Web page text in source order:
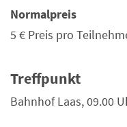
Normalpreis
5 € Preis pro
Treffpunkt
Bahnhof Laas, 09.00